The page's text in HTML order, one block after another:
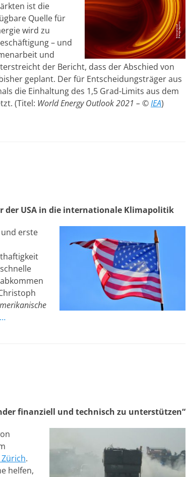
ist die
Quelle für
wird zu
– und
und
der Bericht, dass der Abschied von
geplant. Der für Entscheidungsträger aus
die Einhaltung des 1,5 Grad-Limits aus dem
(Titel: World Energy Outlook 2021 – ©IEA)
der USA in die internationale Klimapolitik
erste
finanziell und technisch zu unterstützen“
.
helfen,